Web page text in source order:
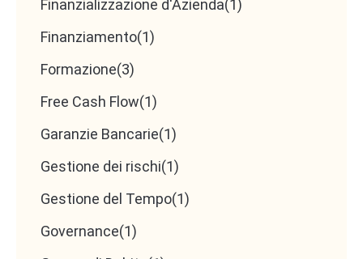
Finanzializzazione d'Azienda(1)
Finanziamento(1)
Formazione(3)
Free Cash Flow(1)
Garanzie Bancarie(1)
Gestione dei rischi(1)
Gestione del Tempo(1)
Governance(1)